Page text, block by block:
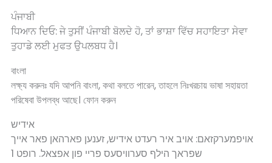
ਪੰਜਾਬੀ
ਧਿਆਨ ਦਿਓ: ਜੇ ਤੁਸੀਂ ਪੰਜਾਬੀ ਬੋਲਦੇ ਹੋ, ਤਾਂ ਭਾਸ਼ਾ ਵਿੱਚ ਸਹਾਇਤਾ ਸੇਵਾ
ਤੁਹਾਡੇ ਲਈ ਮੁਫਤ ਉਪਲਬਧ ਹੈ।
বাংলা
লক্ষ্য করুনঃ যদি আপনি বাংলা, কথা বলতে পারেন, তাহলে নিঃখরচায় ভাষা সহায়তা
পরিষেবা উপলব্ধ আছে। ফোন করুন
אידיש
אויפמערקזאם: אויב איר רעדט אידיש, זענען פארהאן פאר אייך
שפראך הילף סערוויסעס פריי פון אפצאל. רופט 1